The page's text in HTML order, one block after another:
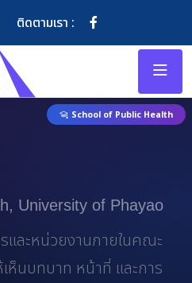
ติดตามเรา :
School of Public Health
University of Phayao
และหน่วยงานภายในคณะ
ห็นบทบาท หน้าที่ และการ